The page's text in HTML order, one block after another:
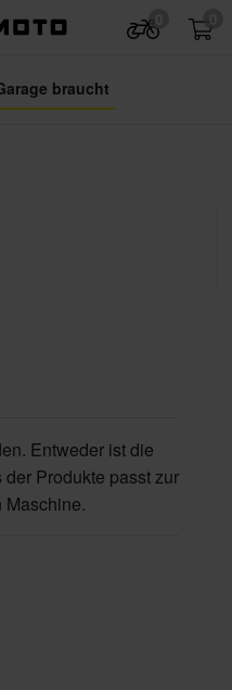
braucht
Entweder ist die
Produkte passt zur
Maschine.